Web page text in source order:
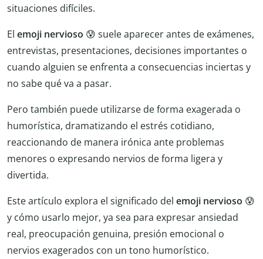
situaciones difíciles.
El emoji nervioso 😰 suele aparecer antes de exámenes,
entrevistas, presentaciones, decisiones importantes o
cuando alguien se enfrenta a consecuencias inciertas y
no sabe qué va a pasar.
Pero también puede utilizarse de forma exagerada o
humorística, dramatizando el estrés cotidiano,
reaccionando de manera irónica ante problemas
menores o expresando nervios de forma ligera y
divertida.
Este artículo explora el significado del emoji nervioso 😰
y cómo usarlo mejor, ya sea para expresar ansiedad
real, preocupación genuina, presión emocional o
nervios exagerados con un tono humorístico.